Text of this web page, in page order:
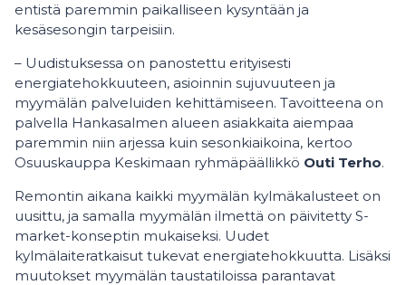
entistä paremmin paikalliseen kysyntään ja
kesäsesongin tarpeisiin.
– Uudistuksessa on panostettu erityisesti
energiatehokkuuteen, asioinnin sujuvuuteen ja
myymälän palveluiden kehittämiseen. Tavoitteena on
palvella Hankasalmen alueen asiakkaita aiempaa
paremmin niin arjessa kuin sesonkiaikoina, kertoo
Osuuskauppa Keskimaan ryhmäpäällikkö Outi Terho.
Remontin aikana kaikki myymälän kylmäkalusteet on
uusittu, ja samalla myymälän ilmettä on päivitetty S-
market-konseptin mukaiseksi. Uudet
kylmälaiteratkaisut tukevat energiatehokkuutta. Lisäksi
muutokset myymälän taustatiloissa parantavat